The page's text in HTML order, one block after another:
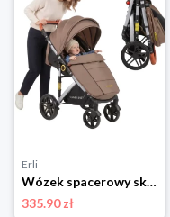
Erli
Wózek spacerowy składany uchwyt na kubek +folia brązowy SUMMER BABY
335.90 zł